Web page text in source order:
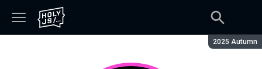
Сезон:
2025 Autumn